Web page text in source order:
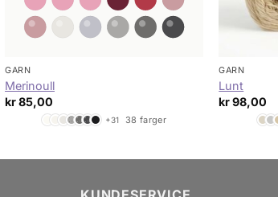
GARN
Merinoull
kr85,00
+31 38 farger
GARN
Lunt
kr98,00